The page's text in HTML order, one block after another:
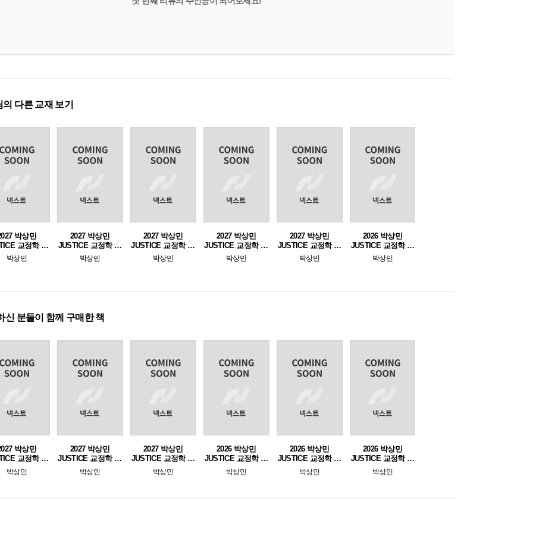
다른 교재 보기
박상민
교정학 단
핵심 1000제
[교정학편]
박상민
2027 박상민
JUSTICE 교정학 단
원별 핵심 1000제
[형사정책편]
박상민
2027 박상민
JUSTICE 교정학 1 -
교정학편
박상민
2027 박상민
JUSTICE 교정학 2 -
형사정책편
박상민
2027 박상민
JUSTICE 교정학 단
기완성 [최신기출
700제]
박상민
2026 박상민
JUSTICE 교정학 실
전 모의고사
박상민
신 분들이 함께 구매한 책
박상민
교정학 단
핵심 1000제
[교정학편]
박상민
2027 박상민
JUSTICE 교정학 1 -
교정학편
박상민
2027 박상민
JUSTICE 교정학 단
기완성 [최신기출
700제]
박상민
2026 박상민
JUSTICE 교정학 실
전 모의고사
박상민
2026 박상민
JUSTICE 교정학 핵
심지문 총정리 [교정
직용] (형사정책 포
박상민
2026 박상민
JUSTICE 교정학 단
원별 핵심 1000제
[교정학편]
박상민